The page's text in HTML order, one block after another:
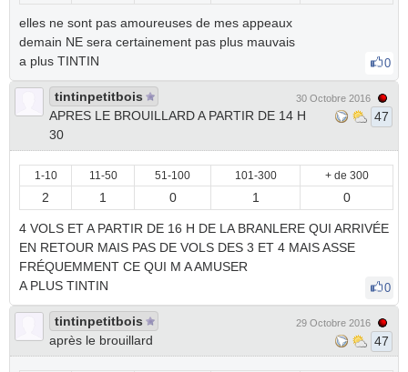
elles ne sont pas amoureuses de mes appeaux
demain NE sera certainement pas plus mauvais
a plus TINTIN
0
tintinpetitbois
APRES LE BROUILLARD A PARTIR DE 14 H
30
30 Octobre 2016
47
1-10 11-50 51-100 101-300 + de 300
2 1 0 1 0
4 VOLS ET A PARTIR DE 16 H DE LA BRANLERE QUI ARRIVÉE
EN RETOUR MAIS PAS DE VOLS DES 3 ET 4 MAIS ASSE
FRÉQUEMMENT CE QUI M A AMUSER
A PLUS TINTIN
0
tintinpetitbois
après le brouillard
29 Octobre 2016
47